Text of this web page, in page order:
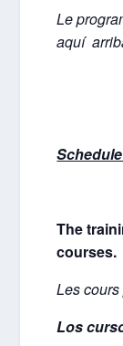
Le
aquí
The
courses.
Les
Los